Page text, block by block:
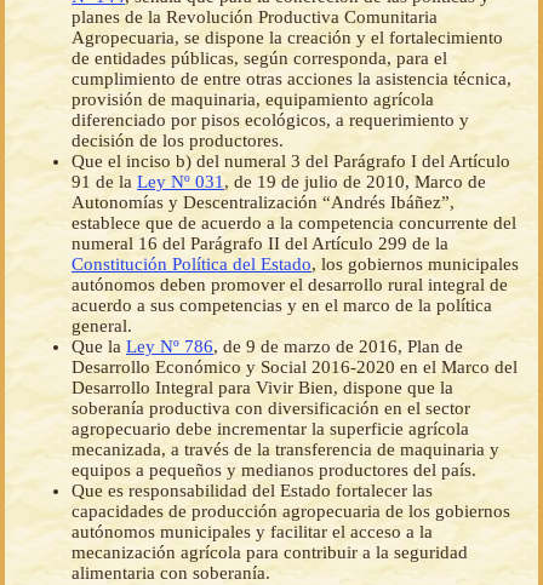
planes de la Revolución Productiva Comunitaria
Agropecuaria, se dispone la creación y el fortalecimiento
de entidades públicas, según corresponda, para el
cumplimiento de entre otras acciones la asistencia técnica,
provisión de maquinaria, equipamiento agrícola
diferenciado por pisos ecológicos, a requerimiento y
decisión de los productores.
Que el inciso b) del numeral 3 del Parágrafo I del Artículo
91 de la Ley Nº 031 , de 19 de julio de 2010, Marco de
Autonomías y Descentralización “Andrés Ibáñez”,
establece que de acuerdo a la competencia concurrente del
numeral 16 del Parágrafo II del Artículo 299 de la
Constitución Política del Estado, los gobiernos municipales
autónomos deben promover el desarrollo rural integral de
acuerdo a sus competencias y en el marco de la política
general.
Que la Ley Nº 786, de 9 de marzo de 2016, Plan de
Desarrollo Económico y Social 2016-2020 en el Marco del
Desarrollo Integral para Vivir Bien, dispone que la
soberanía productiva con diversificación en el sector
agropecuario debe incrementar la superficie agrícola
mecanizada, a través de la transferencia de maquinaria y
equipos a pequeños y medianos productores del país.
Que es responsabilidad del Estado fortalecer las
capacidades de producción agropecuaria de los gobiernos
autónomos municipales y facilitar el acceso a la
mecanización agrícola para contribuir a la seguridad
alimentaria con soberanía.